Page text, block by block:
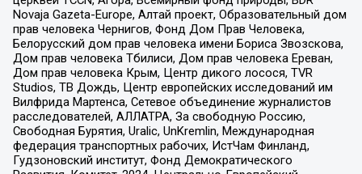
Novaja Gazeta-Europe, Алтай проект, Образовательный дом
прав человека Чернигов, Фонд Дом Прав Человека,
Белорусский дом прав человека имени Бориса Звозскова,
Дом прав человека Тбилиси, Дом прав человека Ереван,
Дом прав человека Крым, Центр дикого лосося, TVR
Studios, ТВ Дождь, Центр европейских исследований им
Вилфрида Мартенса, Сетевое объединение журналистов
расследователей, АЛЛАТРА, За свободную Россию,
Свободная Бурятия, Uralic, UnKremlin, Международная
федерация транспортных рабочих, ИстЧам Финланд,
Гудзоновский институт, Фонд Демократического